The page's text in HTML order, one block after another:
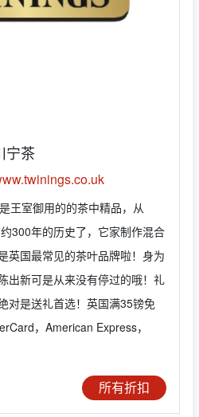
宁茶
王室御用的的茶中精品，从
300年的历史了，它家制作混合
英国最常见的茶叶品牌啦！身为
出新可是从来没有停过的哦！礼
对是送礼首选！英国满35镑免
，American Express，
所有折扣